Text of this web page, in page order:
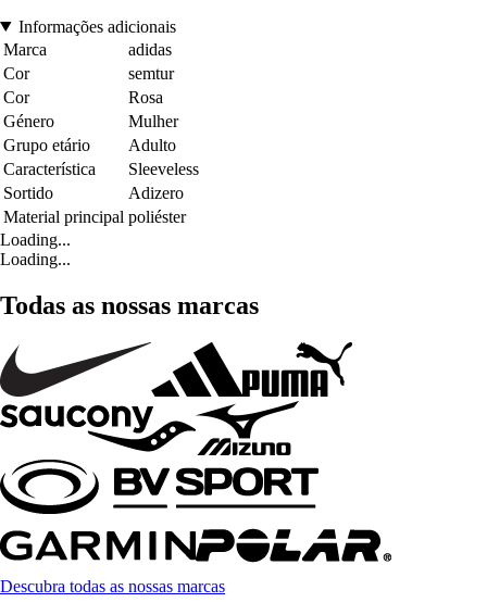
Informações adicionais
Marca
adidas
Cor
semtur
Cor
Rosa
Género
Mulher
Grupo etário
Adulto
Característica
Sleeveless
Sortido
Adizero
Material principal poliéster
Loading...
Loading...
Todas as nossas marcas
Descubra todas as nossas marcas